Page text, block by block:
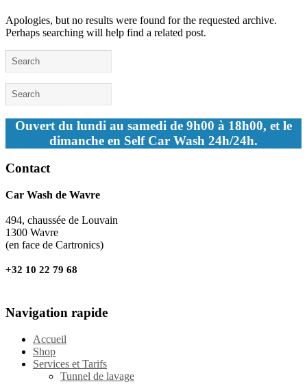
Apologies, but no results were found for the requested archive.
Perhaps searching will help find a related post.
Ouvert du lundi au samedi de 9h00 à 18h00, et le
dimanche en Self Car Wash 24h/24h.
Contact
Car Wash de Wavre
494, chaussée de Louvain
1300 Wavre
(en face de Cartronics)
+32 10 22 79 68
Navigation rapide
Accueil
Shop
Services et Tarifs
Tunnel de lavage